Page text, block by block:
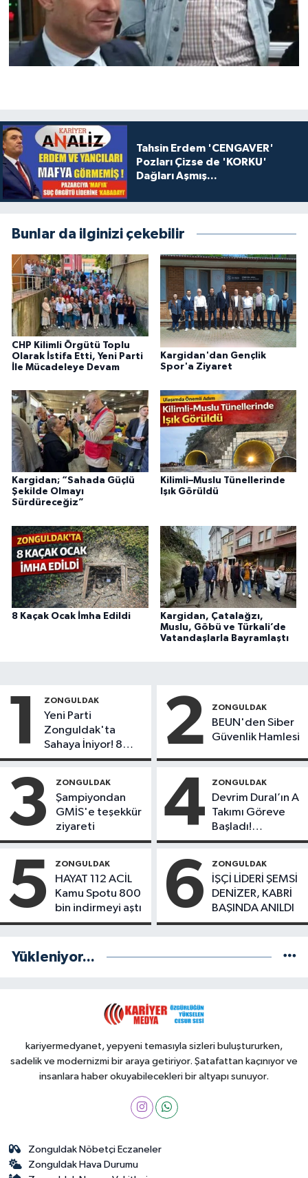
Tahsin Erdem 'CENGAVER'
Pozları Çizse de 'KORKU'
Dağları Aşmış...
Bunlar da ilginizi çekebilir
CHP Kilimli Örgütü Toplu
Olarak İstifa Etti, Yeni Parti
İle Mücadeleye Devam
Kargidan'dan Gençlik
Spor'a Ziyaret
Kargidan; “Sahada Güçlü
Şekilde Olmayı
Sürdüreceğiz”
Kilimli–Muslu Tünellerinde
Işık Görüldü
8 Kaçak Ocak İmha Edildi
Kargidan, Çatalağzı,
Muslu, Göbü ve Türkali’de
Vatandaşlarla Bayramlaştı
1 ZONGULDAK
Yeni Parti
Zonguldak'ta
Sahaya İniyor! 8
İlçede Kurucu
Başladı
2 ZONGULDAK
BEUN'den Siber
Güvenlik Hamlesi
3 ZONGULDAK
Şampiyondan
GMİS'e teşekkür
ziyareti
4 ZONGULDAK
Devrim Dural’ın A
Takımı Göreve
Başladı!
Yönetimde
5 ZONGULDAK
HAYAT 112 ACİL
Kamu Spotu 800
bin indirmeyi aştı
6 ZONGULDAK
İŞÇİ LİDERİ ŞEMSİ
DENİZER, KABRİ
BAŞINDA ANILDI
Yükleniyor...
kariyermedyanet, yepyeni temasıyla sizleri buluştururken,
sadelik ve modernizmi bir araya getiriyor. Şatafattan kaçınıyor ve
insanlara haber okuyabilecekleri bir altyapı sunuyor.
Zonguldak Nöbetçi Eczaneler
Zonguldak Hava Durumu